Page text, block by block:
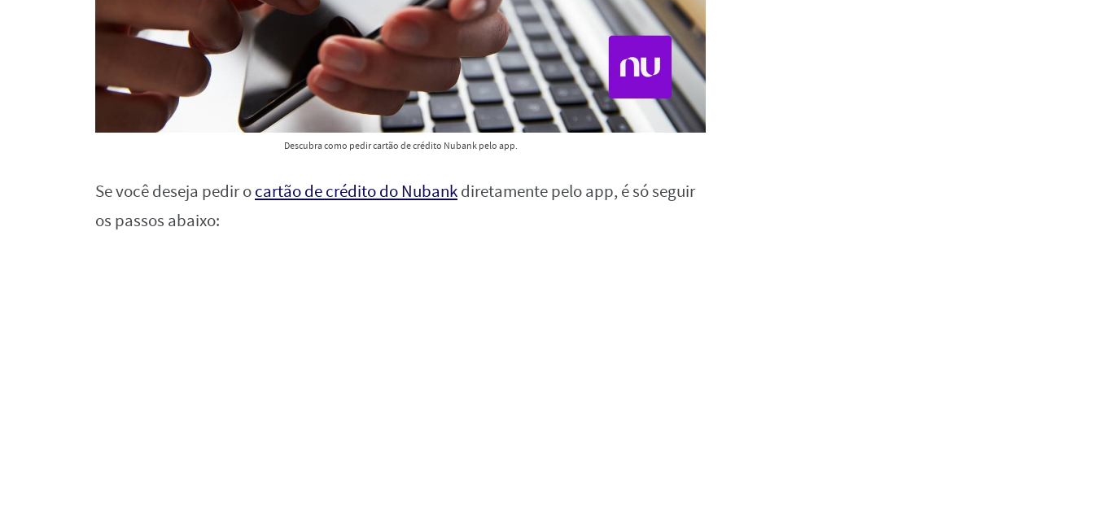
Descubra como pedir cartão de crédito Nubank pelo app.
Se você deseja pedir ocartão de crédito do Nubankdiretamente pelo app, é só seguir
os passos abaixo: